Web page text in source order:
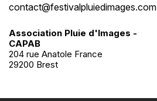
contact@festivalpluiedimages.com
Association Pluie d'Images -
CAPAB
204 rue Anatole France
29200 Brest